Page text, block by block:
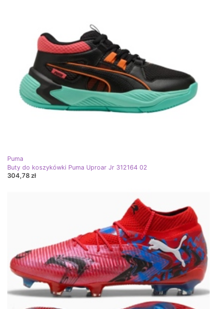
Puma
Buty do koszykówki Puma Uproar Jr 312164 02
304,78 zł